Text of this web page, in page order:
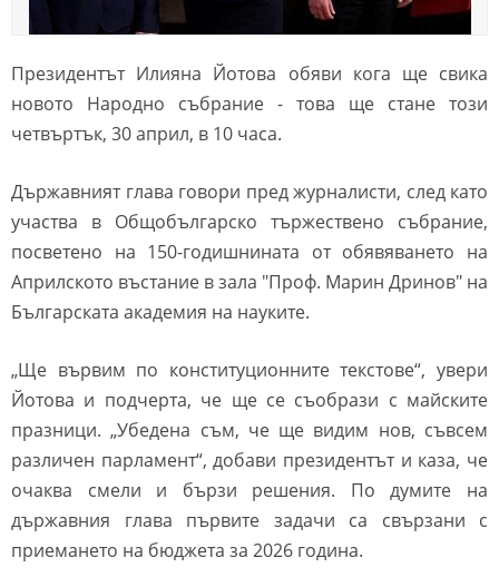
Президентът Илияна Йотова обяви кога ще свика
новото Народно събрание - това ще стане този
четвъртък, 30 април, в 10 часа.
Държавният глава говори пред журналисти, след като
участва в Общобългарско тържествено събрание,
посветено на 150-годишнината от обявяването на
Априлското въстание в зала "Проф. Марин Дринов" на
Българската академия на науките.
„Ще вървим по конституционните текстове“, увери
Йотова и подчерта, че ще се съобрази с майските
празници. „Убедена съм, че ще видим нов, съвсем
различен парламент“, добави президентът и каза, че
очаква смели и бързи решения. По думите на
държавния глава първите задачи са свързани с
приемането на бюджета за 2026 година.